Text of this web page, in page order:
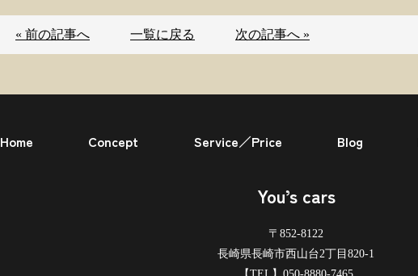
« 前の記事へ 一覧に戻る 次の記事へ »
Home Concept Service／Price Blog
You’s cars
〒852-8122
長崎県長崎市西山台2丁目820-1